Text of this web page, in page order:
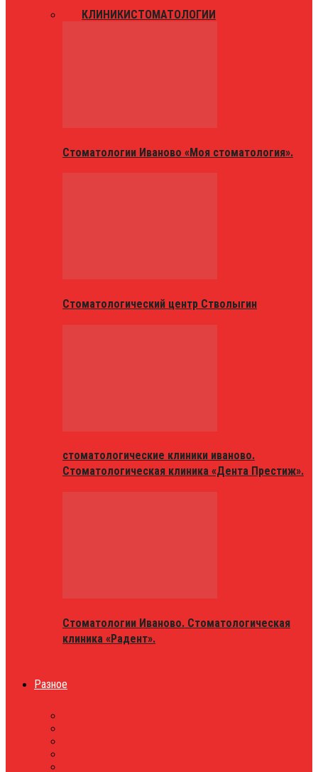
КЛИНИКИСТОМАТОЛОГИИ
Стоматологии Иваново «Моя стоматология».
Стоматологический центр Стволыгин
стоматологические клиники иваново.
Стоматологическая клиника «Дента Престиж».
Стоматологии Иваново. Стоматологическая
клиника «Радент».
Разное